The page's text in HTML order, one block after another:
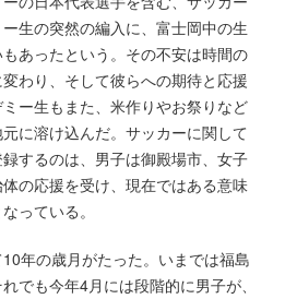
生の突然の編入に、富士岡中の生
あったという。その不安は時間の
わり、そして彼らへの期待と応援
ー生もまた、米作りやお祭りなど
に溶け込んだ。サッカーに関して
するのは、男子は御殿場市、女子
の応援を受け、現在ではある意味
っている。
年の歳月がたった。いまでは福島
でも今年4月には段階的に男子が、